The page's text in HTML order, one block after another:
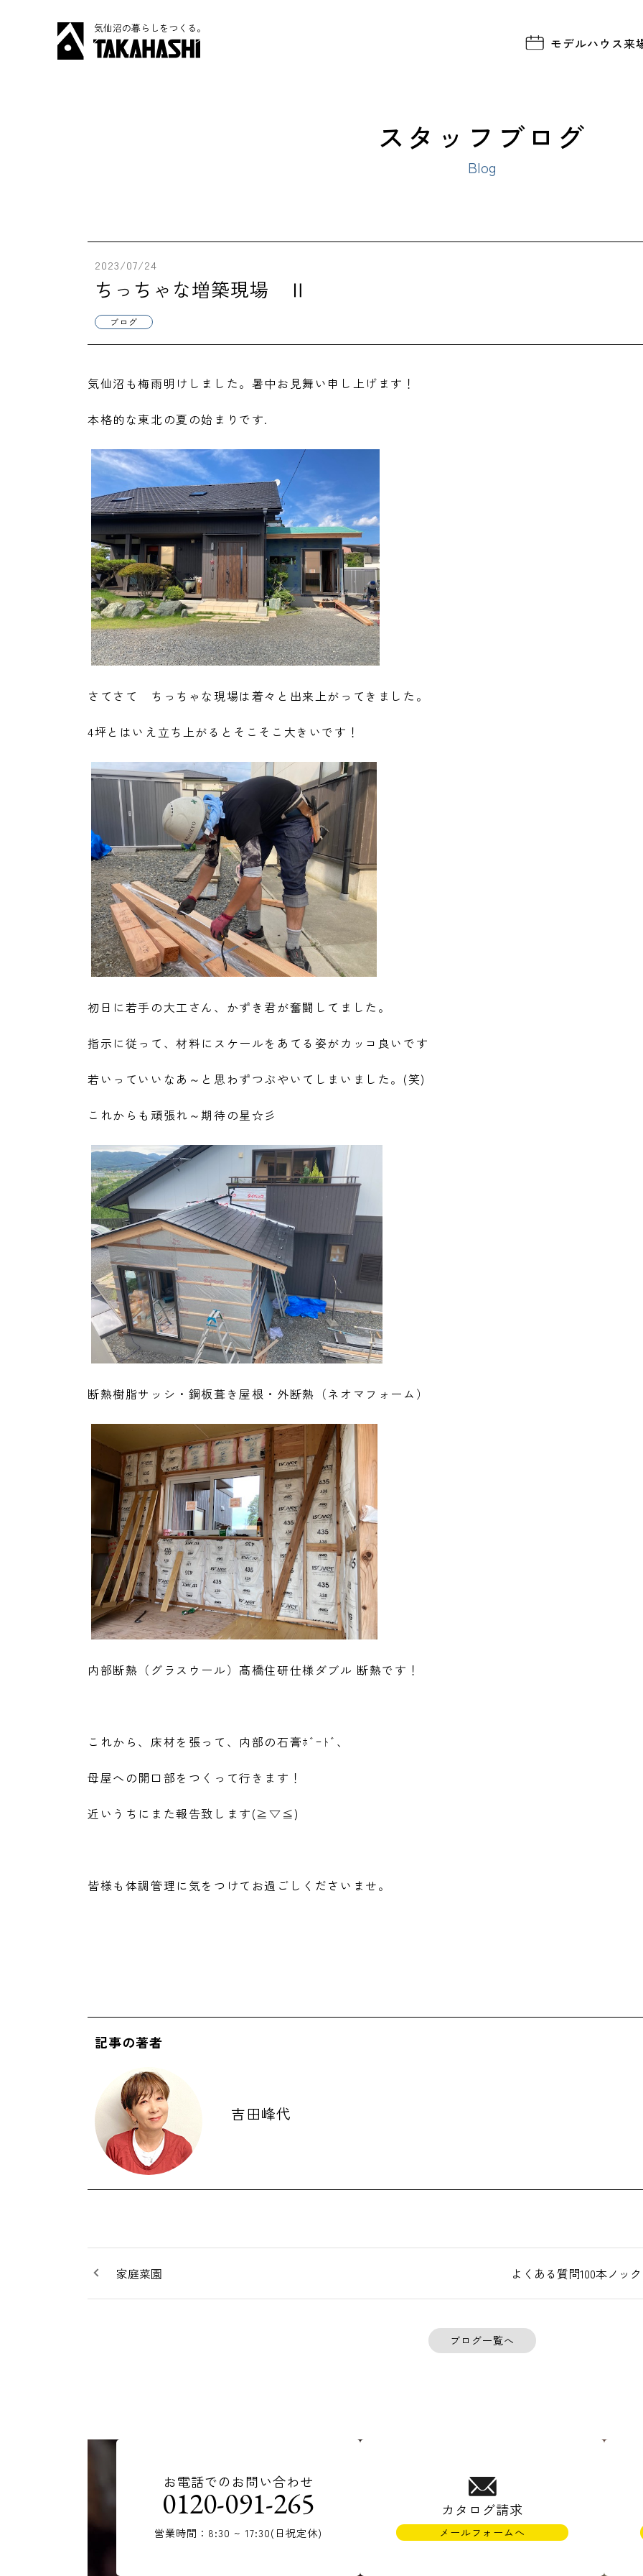
気仙沼の暮らしをつくる。
モデルハウス来
スタッフブログ
Blog
2023/07/24
ちっちゃな増築現場 Ⅱ
ブログ
気仙沼も梅雨明けしました。暑中お見舞い申し上げます！
本格的な東北の夏の始まりです.
さてさて ちっちゃな現場は着々と出来上がってきました。
4坪とはいえ立ち上がるとそこそこ大きいです！
初日に若手の大工さん、かずき君が奮闘してました。
指示に従って、材料にスケールをあてる姿がカッコ良いです
若いっていいなあ～と思わずつぶやいてしまいました。(笑)
これからも頑張れ～期待の星☆彡
断熱樹脂サッシ・鋼板葺き屋根・外断熱（ネオマフォーム）
内部断熱（グラスウール）髙橋住研仕様ダブル 断熱です！
これから、床材を張って、内部の石膏ﾎﾞｰﾄﾞ、
母屋への開口部をつくって行きます！
近いうちにまた報告致します(≧▽≦)
皆様も体調管理に気をつけてお過ごしくださいませ。
記事の著者
吉田峰代
家庭菜園 よくある質問100本ノッ
ブログ一覧へ
お電話でのお問い合わせ
0120-091-265
営業時間：8:30 ~ 17:30(日祝定休)
カタログ請求
メールフォームへ